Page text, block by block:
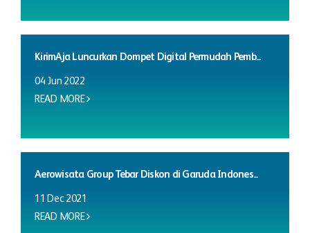
KirimAja Luncurkan Dompet Digital Permudah Pemb...
04 Jun 2022
READ MORE
Aerowisata Group Tebar Diskon di Garuda Indones...
11 Dec 2021
READ MORE